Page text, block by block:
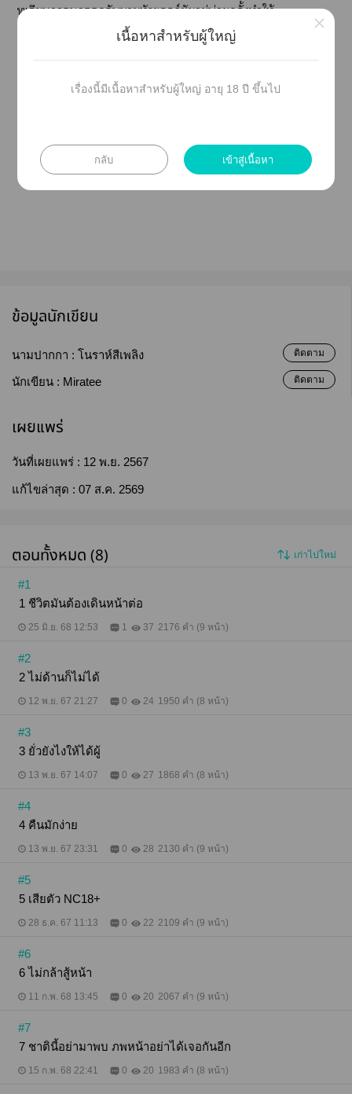
ทุเรียนฤดูกับาหัวขรรค์ชัยอยู่บ่อยครั้งทำให้
เกิดาสนิทกับาหัวขรรค์ชัยอยู่ าหัวขรรค์ชัย
แต่นี่ลูกาเาดันแต่งาไเสียแล้ว
ข้อมูลนักเขียน
นามปากกา : โนราห์สีเพลิง ติดตาม
นักเขียน : Miratee ติดตาม
เผยแพร่
วันที่เผยแพร่ : 12 พ.ย. 2567
แก้ไขล่าสุด : 07 ส.ค. 2569
ตอนทั้งหมด (8) เก่าไปใหม่
#1
1 ชีวิตมันต้องเดินหน้าต่อ
25 มิ.ย. 68 12:53 1 37 2176 คำ (9 หน้า)
#2
2 ไม่ด้านก็ไม่ได้
12 พ.ย. 67 21:27 0 24 1950 คำ (8 หน้า)
#3
3 ยั่วยังไงให้ได้ผู้
13 พ.ย. 67 14:07 0 27 1868 คำ (8 หน้า)
#4
4 คืนมักง่าย
13 พ.ย. 67 23:31 0 28 2130 คำ (9 หน้า)
#5
5 เสียตัว NC18+
28 ธ.ค. 67 11:13 0 22 2109 คำ (9 หน้า)
#6
6 ไม่กล้าสู้หน้า
11 ก.พ. 68 13:45 0 20 2067 คำ (9 หน้า)
#7
7 ชาตินี้อย่ามาพบ ภพหน้าอย่าได้เจอกันอีก
15 ก.พ. 68 22:41 0 20 1983 คำ (8 หน้า)
เนื้อหาสำหรับผู้ใหญ่
เรื่องนี้มีเนื้อหาสำหรับผู้ใหญ่ อายุ 18 ปี ขึ้นไป
กลับ เข้าสู่เนื้อหา
×